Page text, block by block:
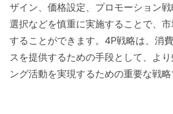
ザイン、価格設定、プロモーション
選択などを慎重に実施することで、
することができます。4P戦略は、消
スを提供するための手段として、よ
ング活動を実現するための重要な戦略